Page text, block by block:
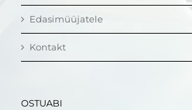
Edasimüüjatele
Kontakt
OSTUABI